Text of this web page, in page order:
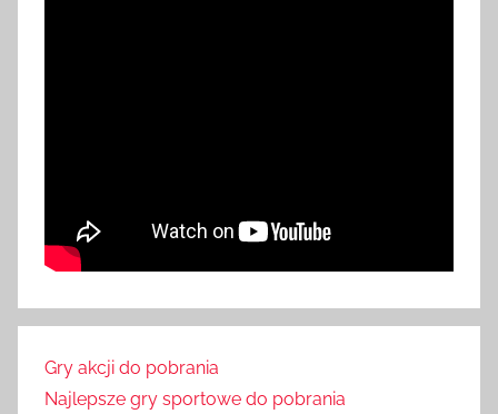
Gry akcji do pobrania
Najlepsze gry sportowe do pobrania